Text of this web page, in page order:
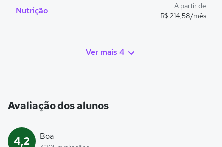
Nutrição
A partir de
R$ 214,58/mês
Ver mais 4
Avaliação dos alunos
4,2 Boa